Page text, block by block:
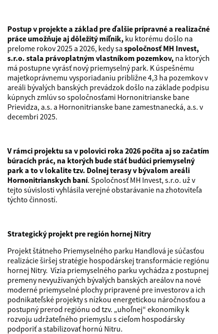
Postup v projekte a základ pre ďalšie prípravné a realizačné
práce umožňuje aj dôležitý míľnik, ku ktorému došlo na
prelome rokov 2025 a 2026, kedy sa spoločnosť MH Invest,
s.r.o. stala právoplatným vlastníkom pozemkov, na ktorých
má postupne vyrásť nový priemyselný park. K úspešnému
majetkoprávnemu vysporiadaniu približne 4,3 ha pozemkov v
areáli bývalých banských prevádzok došlo na základe podpisu
kúpnych zmlúv so spoločnosťami Hornonitrianske bane
Prievidza, a.s. a Hornonitrianske bane zamestnanecká, a.s. v
decembri 2025.
V rámci projektu sa v polovici roka 2026 počíta aj so začatím
búracích prác, na ktorých bude stáť budúci priemyselný
park a to v lokalite tzv. Dolnej terasy v bývalom areáli
Hornonitrianskych baní. Spoločnosť MH Invest, s.r.o. už v
tejto súvislosti vyhlásila verejné obstarávanie na zhotoviteľa
týchto činností.
Strategický projekt pre región hornej Nitry
Projekt štátneho Priemyselného parku Handlová je súčasťou
realizácie širšej stratégie hospodárskej transformácie regiónu
hornej Nitry. Vízia priemyselného parku vychádza z postupnej
premeny nevyužívaných bývalých banských areálov na nové
moderné priemyselné plochy pripravené pre investorov a ich
podnikateľské projekty s nízkou energetickou náročnosťou a
postupný prerod regiónu od tzv. „uhoľnej“ ekonomiky k
rozvoju udržateľného priemyslu s cieľom hospodársky
podporiť a stabilizovať hornú Nitru.